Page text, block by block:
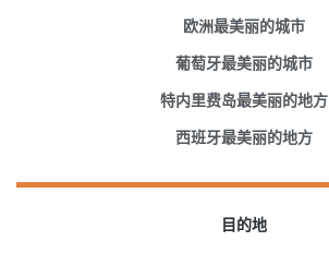
欧洲最美丽的城市
葡萄牙最美丽的城市
特内里费岛最美丽的地方
西班牙最美丽的地方
目的地